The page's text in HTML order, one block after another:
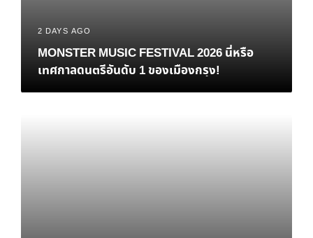
2 DAYS AGO
MONSTER MUSIC FESTIVAL 2026 นี่หรือ
เทศกาลดนตรีอันดับ 1 ของเมืองกรุง!